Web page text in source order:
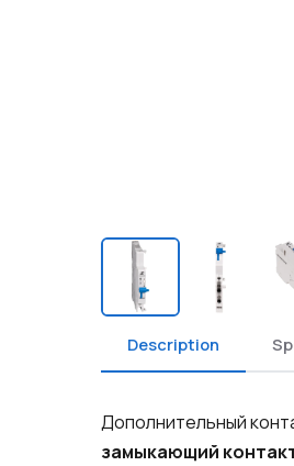
Description
Дополнительный
замыкающий